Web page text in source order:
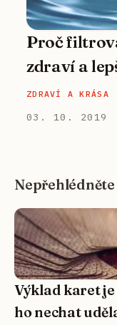
Proč
zdraví a
ZDRAVÍ A KRÁSA
03. 10. 2019
Nepřehlédněte
Výklad karet je
ho nechat